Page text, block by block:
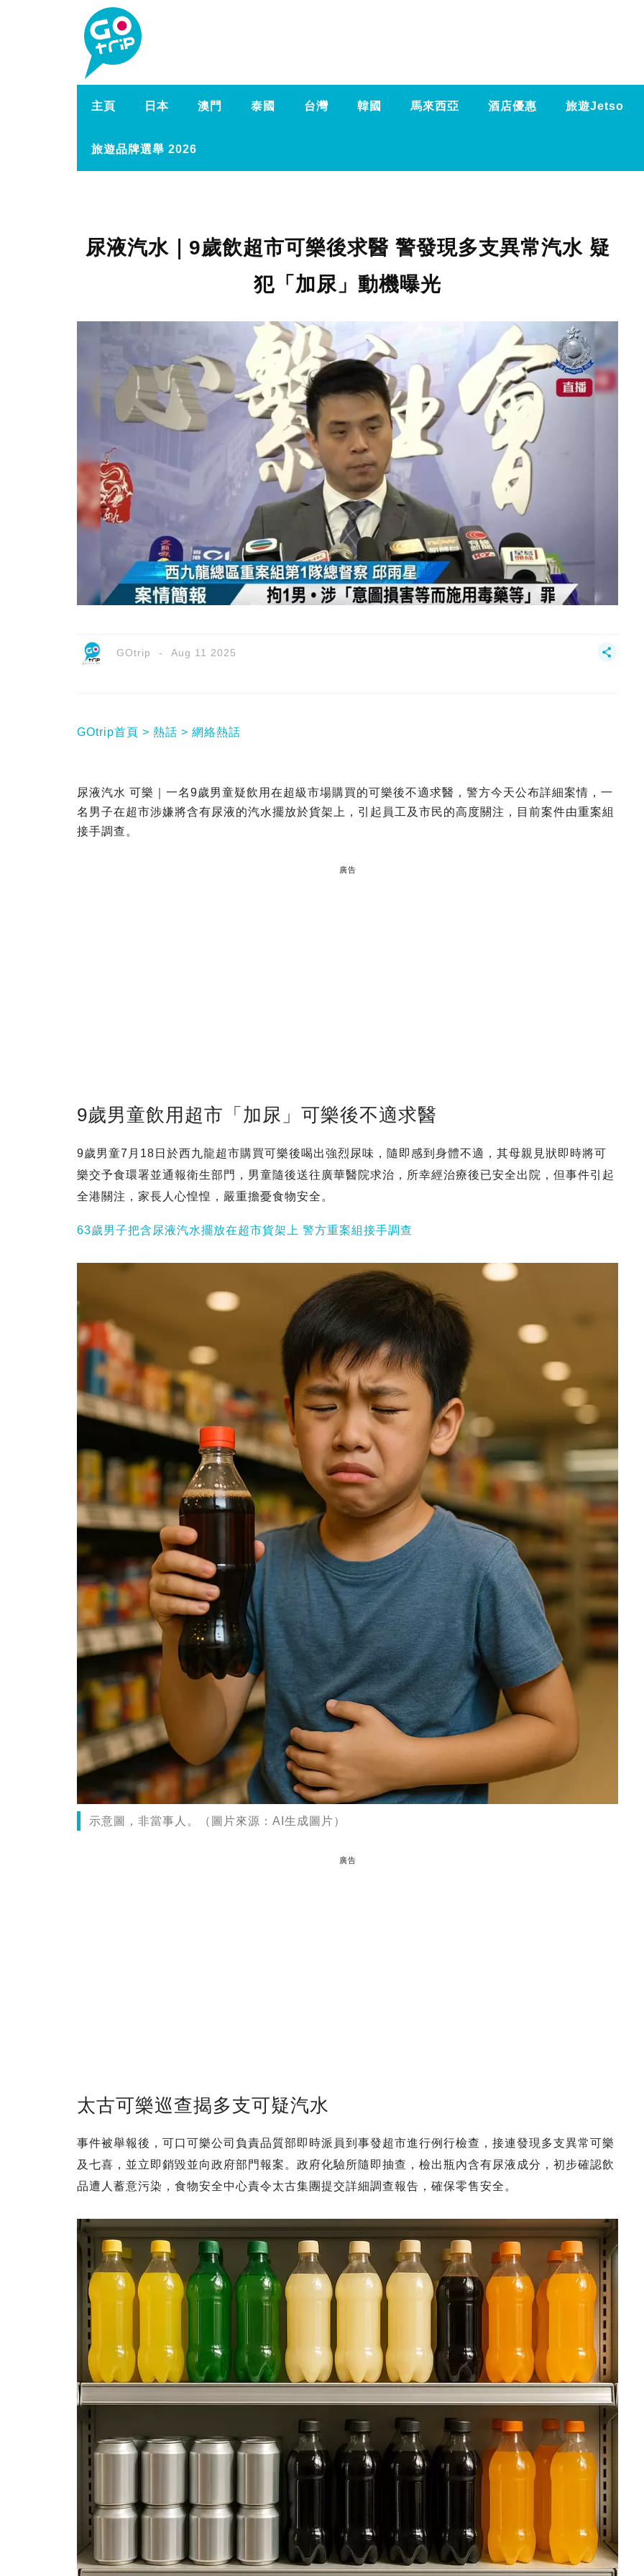
主頁 日本 澳門 泰國 台灣 韓國 馬來西亞 酒店優惠 旅遊Jetso
旅遊品牌選舉 2026
尿液汽水｜9歲飲超市可樂後求醫 警發現多支異常汽水 疑
犯「加尿」動機曝光
GOtrip Aug 11 2025
GOtrip首頁 熱話 網絡熱話
尿液汽水 可樂｜一名9歲男童疑飲用在超級市場購買的可樂後不適求醫，警方今天公布詳細案情，一
名男子在超市涉嫌將含有尿液的汽水擺放於貨架上，引起員工及市民的高度關注，目前案件由重案組
接手調查。
廣告
9歲男童飲用超市「加尿」可樂後不適求醫
9歲男童7月18日於西九龍超市購買可樂後喝出強烈尿味，隨即感到身體不適，其母親見狀即時將可
樂交予食環署並通報衛生部門，男童隨後送往廣華醫院求治，所幸經治療後已安全出院，但事件引起
全港關注，家長人心惶惶，嚴重擔憂食物安全。
63歲男子把含尿液汽水擺放在超市貨架上 警方重案組接手調查
示意圖，非當事人。（圖片來源：AI生成圖片）
廣告
太古可樂巡查揭多支可疑汽水
事件被舉報後，可口可樂公司負責品質部即時派員到事發超市進行例行檢查，接連發現多支異常可樂
及七喜，並立即銷毀並向政府部門報案。政府化驗所隨即抽查，檢出瓶內含有尿液成分，初步確認飲
品遭人蓄意污染，食物安全中心責令太古集團提交詳細調查報告，確保零售安全。